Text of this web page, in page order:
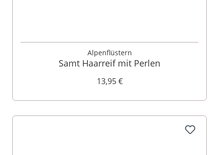
Alpenflüstern
Samt Haarreif mit Perlen
13,95 €